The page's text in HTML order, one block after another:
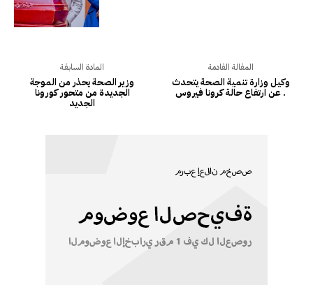
المادة السابقة
وزير الصحة يحذر من الموجة
الجديدة من متحور كورونا
الجديد
المقالة القادمة
وكيل وزارة تنمية الصحة يتحدث
عن ارتفاع حالة كرونا فيروس .